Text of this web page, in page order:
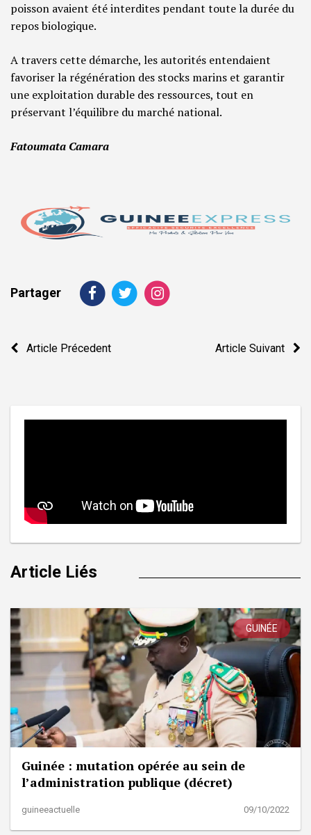
poisson avaient été interdites pendant toute la durée du
repos biologique.
A travers cette démarche, les autorités entendaient
favoriser la régénération des stocks marins et garantir
une exploitation durable des ressources, tout en
préservant l’équilibre du marché national.
Fatoumata Camara
Partager
Navigation
Article Précedent Article Suivant
Article Liés
GUINÉE
Guinée : mutation opérée au sein de
l’administration publique (décret)
guineeactuelle 09/10/2022